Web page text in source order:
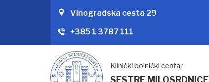
Vinogradska cesta 29
+385 1 3787 111
Klinički bolnički centar
SESTRE MILOSRDNICE